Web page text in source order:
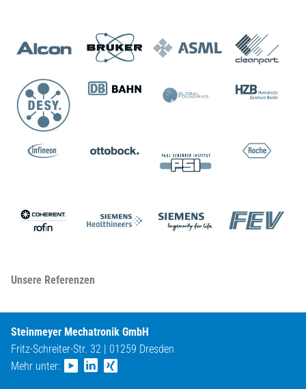
Unsere Referenzen
Steinmeyer Mechatronik GmbH
Fritz-Schreiter-Str. 32 | 01259 Dresden
Mehr unter: